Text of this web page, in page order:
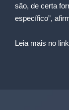
são, de certa
específico”,
Leia mais no